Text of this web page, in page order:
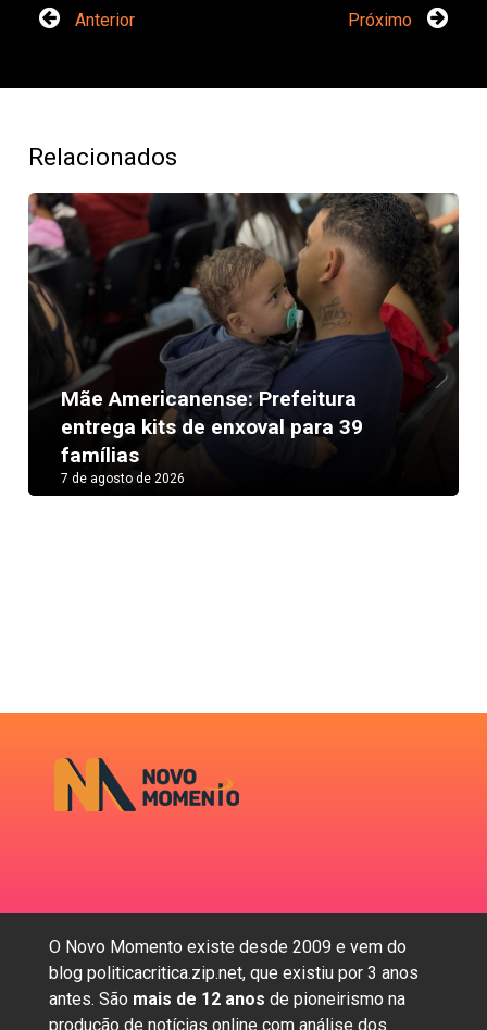
Anterior Próximo
Relacionados
Mãe Americanense: Prefeitura
entrega kits de enxoval para 39
famílias
7 de agosto de 2026
O Novo Momento existe desde 2009 e vem do
blog politicacritica.zip.net, que existiu por 3 anos
antes. São mais de 12 anos de pioneirismo na
produção de notícias online com análise dos